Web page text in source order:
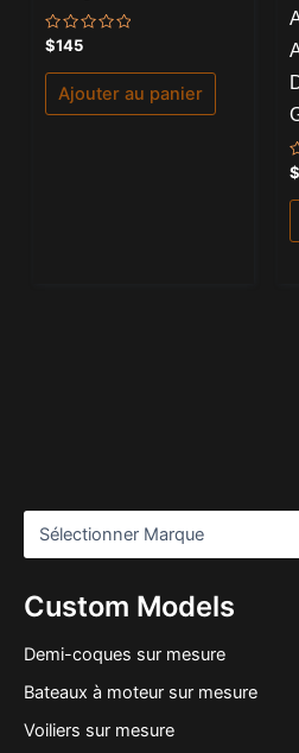
Custom Models
Demi-coques sur mesure
Bateaux à moteur sur mesure
Voiliers sur mesure
Note
0
sur
$145
Ajouter au panier
0
$